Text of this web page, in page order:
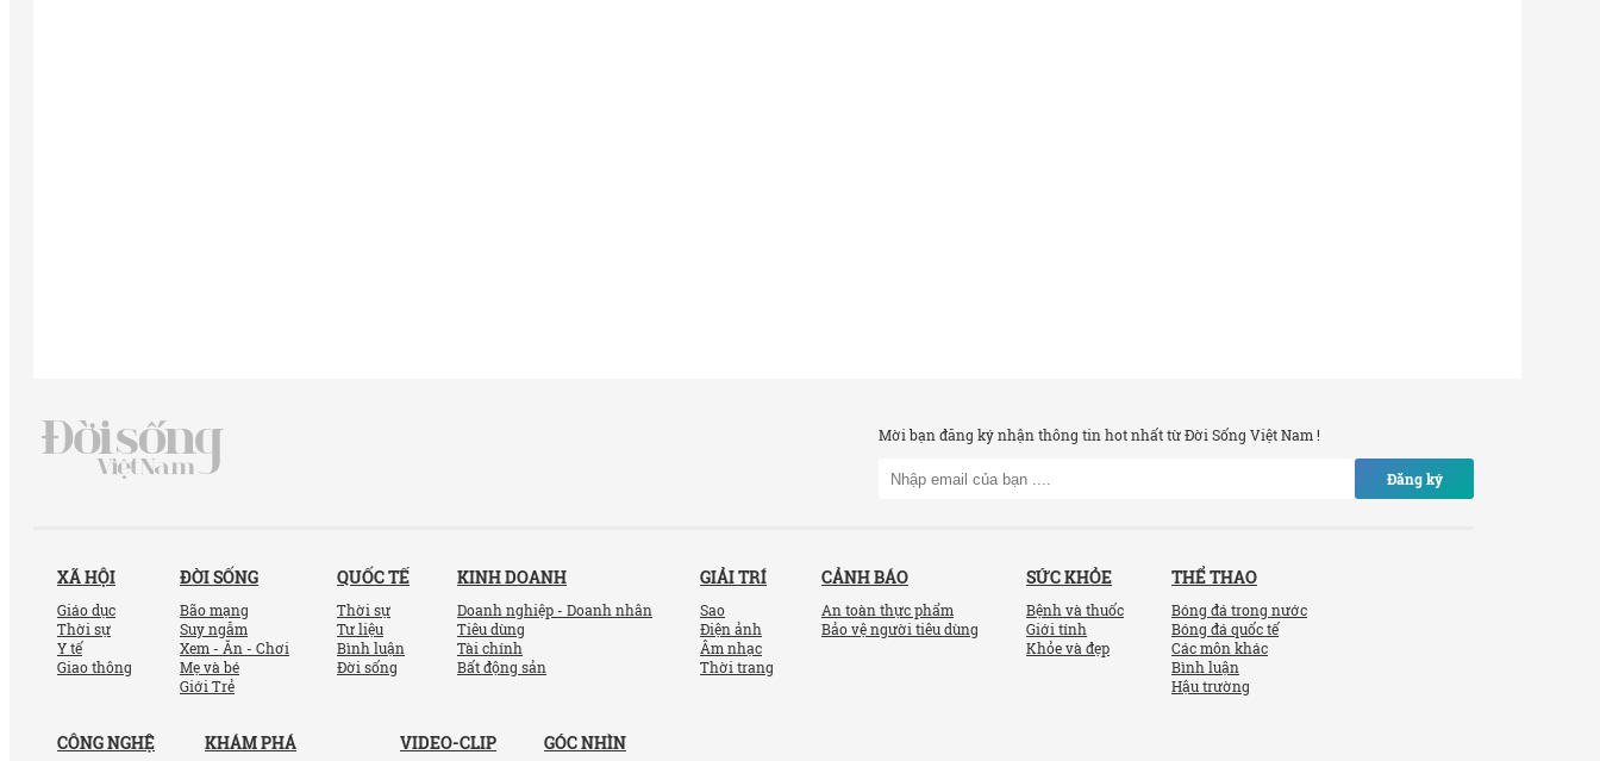
Mời bạn đăng ký nhận thông tin hot nhất từ Đời Sống Việt Nam !
Đăng ký
XÃ HỘI
Giáo dục
Thời sự
Y tế
Giao thông
ĐỜI SỐNG
Bão mạng
Suy ngẫm
Xem - Ăn - Chơi
Mẹ và bé
Giới Trẻ
QUỐC TẾ
Thời sự
Tư liệu
Bình luận
Đời sống
KINH DOANH
Doanh nghiệp - Doanh nhân
Tiêu dùng
Tài chính
Bất động sản
GIẢI TRÍ
Sao
Điện ảnh
Âm nhạc
Thời trang
CẢNH BÁO
An toàn thực phẩm
Bảo vệ người tiêu dùng
SỨC KHỎE
Bệnh và thuốc
Giới tính
Khỏe và đẹp
THỂ THAO
Bóng đá trong nước
Bóng đá quốc tế
Các môn khác
Bình luận
Hậu trường
CÔNG NGHỆ KHÁM PHÁ VIDEO-CLIP GÓC NHÌN